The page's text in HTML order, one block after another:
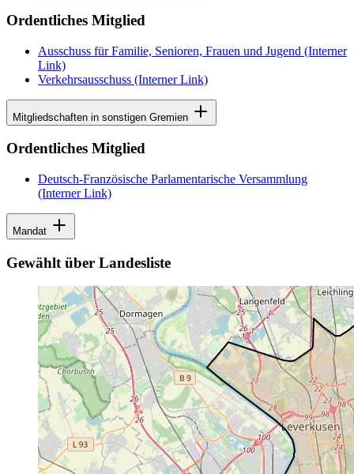
Ordentliches Mitglied
Ausschuss für Familie, Senioren, Frauen und Jugend (Interner
Link)
Verkehrsausschuss (Interner Link)
Mitgliedschaften in sonstigen Gremien
Ordentliches Mitglied
Deutsch-Französische Parlamentarische Versammlung
(Interner Link)
Mandat
Gewählt über Landesliste